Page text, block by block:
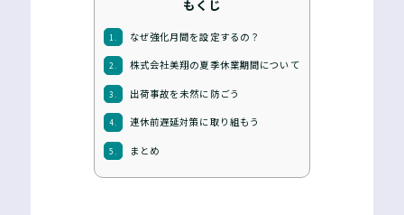
もくじ
1. なぜ強化月間を設定するの？
2. 株式会社美翔の夏季休業期間について
3. 出荷事故を未然に防ごう
4. 連休前遅延対策に取り組もう
5. まとめ